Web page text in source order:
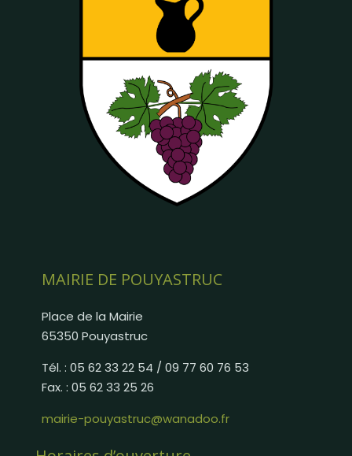
MAIRIE DE POUYASTRUC
Place de la Mairie
65350 Pouyastruc
Tél. : 05 62 33 22 54 / 09 77 60 76 53
Fax. : 05 62 33 25 26
mairie-pouyastruc@wanadoo.fr